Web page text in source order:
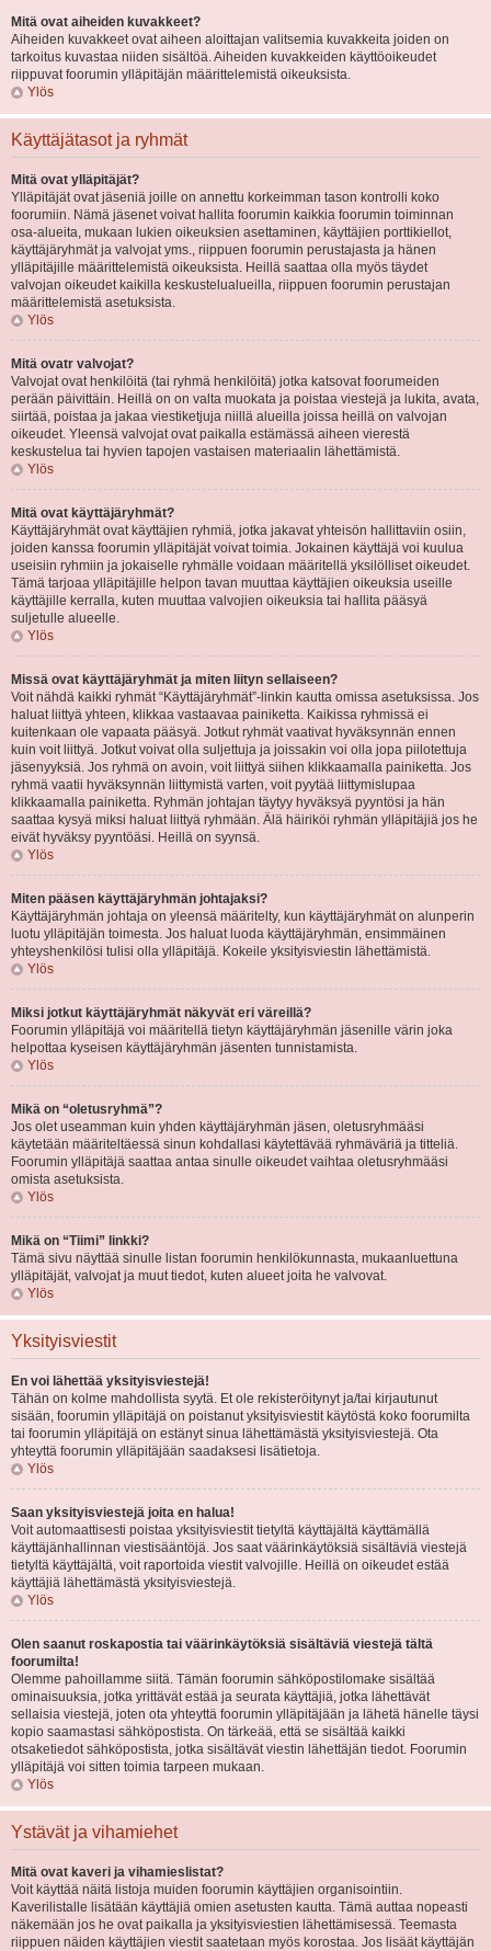
Mitä ovat aiheiden kuvakkeet?
Aiheiden kuvakkeet ovat aiheen aloittajan valitsemia kuvakkeita joiden on
tarkoitus kuvastaa niiden sisältöä. Aiheiden kuvakkeiden käyttöoikeudet
riippuvat foorumin ylläpitäjän määrittelemistä oikeuksista.
Ylös
Käyttäjätasot ja ryhmät
Mitä ovat ylläpitäjät?
Ylläpitäjät ovat jäseniä joille on annettu korkeimman tason kontrolli koko
foorumiin. Nämä jäsenet voivat hallita foorumin kaikkia foorumin toiminnan
osa-alueita, mukaan lukien oikeuksien asettaminen, käyttäjien porttikiellot,
käyttäjäryhmät ja valvojat yms., riippuen foorumin perustajasta ja hänen
ylläpitäjille määrittelemistä oikeuksista. Heillä saattaa olla myös täydet
valvojan oikeudet kaikilla keskustelualueilla, riippuen foorumin perustajan
määrittelemistä asetuksista.
Ylös
Mitä ovatr valvojat?
Valvojat ovat henkilöitä (tai ryhmä henkilöitä) jotka katsovat foorumeiden
perään päivittäin. Heillä on on valta muokata ja poistaa viestejä ja lukita, avata,
siirtää, poistaa ja jakaa viestiketjuja niillä alueilla joissa heillä on valvojan
oikeudet. Yleensä valvojat ovat paikalla estämässä aiheen vierestä
keskustelua tai hyvien tapojen vastaisen materiaalin lähettämistä.
Ylös
Mitä ovat käyttäjäryhmät?
Käyttäjäryhmät ovat käyttäjien ryhmiä, jotka jakavat yhteisön hallittaviin osiin,
joiden kanssa foorumin ylläpitäjät voivat toimia. Jokainen käyttäjä voi kuulua
useisiin ryhmiin ja jokaiselle ryhmälle voidaan määritellä yksilölliset oikeudet.
Tämä tarjoaa ylläpitäjille helpon tavan muuttaa käyttäjien oikeuksia useille
käyttäjille kerralla, kuten muuttaa valvojien oikeuksia tai hallita pääsyä
suljetulle alueelle.
Ylös
Missä ovat käyttäjäryhmät ja miten liityn sellaiseen?
Voit nähdä kaikki ryhmät “Käyttäjäryhmät”-linkin kautta omissa asetuksissa. Jos
haluat liittyä yhteen, klikkaa vastaavaa painiketta. Kaikissa ryhmissä ei
kuitenkaan ole vapaata pääsyä. Jotkut ryhmät vaativat hyväksynnän ennen
kuin voit liittyä. Jotkut voivat olla suljettuja ja joissakin voi olla jopa piilotettuja
jäsenyyksiä. Jos ryhmä on avoin, voit liittyä siihen klikkaamalla painiketta. Jos
ryhmä vaatii hyväksynnän liittymistä varten, voit pyytää liittymislupaa
klikkaamalla painiketta. Ryhmän johtajan täytyy hyväksyä pyyntösi ja hän
saattaa kysyä miksi haluat liittyä ryhmään. Älä häiriköi ryhmän ylläpitäjiä jos he
eivät hyväksy pyyntöäsi. Heillä on syynsä.
Ylös
Miten pääsen käyttäjäryhmän johtajaksi?
Käyttäjäryhmän johtaja on yleensä määritelty, kun käyttäjäryhmät on alunperin
luotu ylläpitäjän toimesta. Jos haluat luoda käyttäjäryhmän, ensimmäinen
yhteyshenkilösi tulisi olla ylläpitäjä. Kokeile yksityisviestin lähettämistä.
Ylös
Miksi jotkut käyttäjäryhmät näkyvät eri väreillä?
Foorumin ylläpitäjä voi määritellä tietyn käyttäjäryhmän jäsenille värin joka
helpottaa kyseisen käyttäjäryhmän jäsenten tunnistamista.
Ylös
Mikä on “oletusryhmä”?
Jos olet useamman kuin yhden käyttäjäryhmän jäsen, oletusryhmääsi
käytetään määriteltäessä sinun kohdallasi käytettävää ryhmäväriä ja titteliä.
Foorumin ylläpitäjä saattaa antaa sinulle oikeudet vaihtaa oletusryhmääsi
omista asetuksista.
Ylös
Mikä on “Tiimi” linkki?
Tämä sivu näyttää sinulle listan foorumin henkilökunnasta, mukaanluettuna
ylläpitäjät, valvojat ja muut tiedot, kuten alueet joita he valvovat.
Ylös
Yksityisviestit
En voi lähettää yksityisviestejä!
Tähän on kolme mahdollista syytä. Et ole rekisteröitynyt ja/tai kirjautunut
sisään, foorumin ylläpitäjä on poistanut yksityisviestit käytöstä koko foorumilta
tai foorumin ylläpitäjä on estänyt sinua lähettämästä yksityisviestejä. Ota
yhteyttä foorumin ylläpitäjään saadaksesi lisätietoja.
Ylös
Saan yksityisviestejä joita en halua!
Voit automaattisesti poistaa yksityisviestit tietyltä käyttäjältä käyttämällä
käyttäjänhallinnan viestisääntöjä. Jos saat väärinkäytöksiä sisältäviä viestejä
tietyltä käyttäjältä, voit raportoida viestit valvojille. Heillä on oikeudet estää
käyttäjiä lähettämästä yksityisviestejä.
Ylös
Olen saanut roskapostia tai väärinkäytöksiä sisältäviä viestejä tältä
foorumilta!
Olemme pahoillamme siitä. Tämän foorumin sähköpostilomake sisältää
ominaisuuksia, jotka yrittävät estää ja seurata käyttäjiä, jotka lähettävät
sellaisia viestejä, joten ota yhteyttä foorumin ylläpitäjään ja lähetä hänelle täysi
kopio saamastasi sähköpostista. On tärkeää, että se sisältää kaikki
otsaketiedot sähköpostista, jotka sisältävät viestin lähettäjän tiedot. Foorumin
ylläpitäjä voi sitten toimia tarpeen mukaan.
Ylös
Ystävät ja vihamiehet
Mitä ovat kaveri ja vihamieslistat?
Voit käyttää näitä listoja muiden foorumin käyttäjien organisointiin.
Kaverilistalle lisätään käyttäjiä omien asetusten kautta. Tämä auttaa nopeasti
näkemään jos he ovat paikalla ja yksityisviestien lähettämisessä. Teemasta
riippuen näiden käyttäjien viestit saatetaan myös korostaa. Jos lisäät käyttäjän